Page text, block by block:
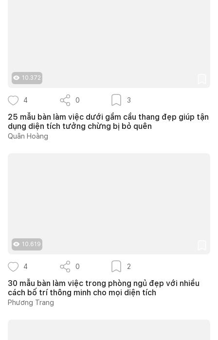
10.372
4 0 3
25 mẫu bàn làm việc dưới gầm cầu thang đẹp giúp tận
dụng diện tích tưởng chừng bị bỏ quên
Quân Hoàng
10.619
4 0 2
30 mẫu bàn làm việc trong phòng ngủ đẹp với nhiều
cách bố trí thông minh cho mọi diện tích
Phương Trang